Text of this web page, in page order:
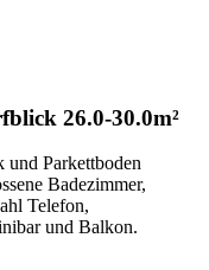
26.0-30.0m²
Parkettboden
Badezimmer,
Telefon,
und Balkon.